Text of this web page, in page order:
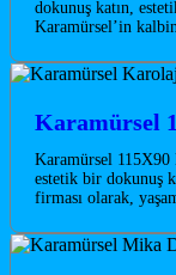
dokunuş katın,
Karamürsel’in
Karamürsel
Karamürsel
estetik bir dokunuş
firması olarak,